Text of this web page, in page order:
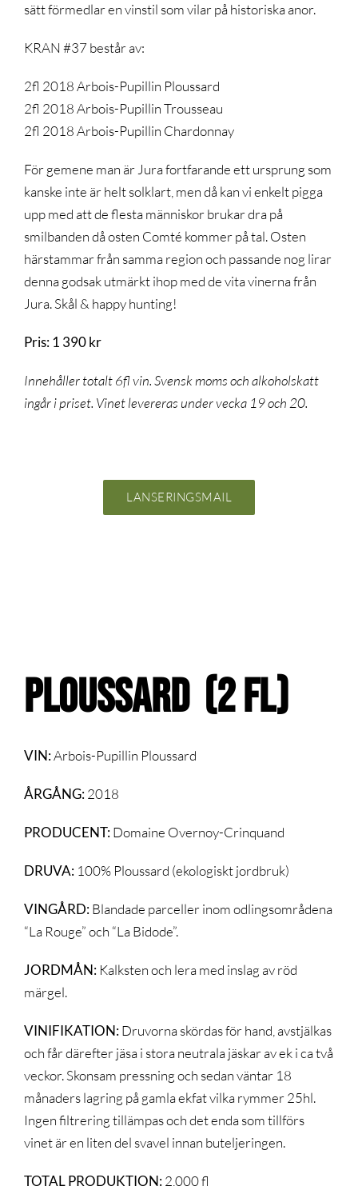
sätt förmedlar en vinstil som vilar på historiska anor.
KRAN #37 består av:
2fl 2018 Arbois-Pupillin Ploussard
2fl 2018 Arbois-Pupillin Trousseau
2fl 2018 Arbois-Pupillin Chardonnay
För gemene man är Jura fortfarande ett ursprung som
kanske inte är helt solklart, men då kan vi enkelt pigga
upp med att de flesta människor brukar dra på
smilbanden då osten Comté kommer på tal. Osten
härstammar från samma region och passande nog lirar
denna godsak utmärkt ihop med de vita vinerna från
Jura. Skål & happy hunting!
Pris: 1 390 kr
Innehåller totalt 6fl vin. Svensk moms och alkoholskatt
ingår i priset. Vinet levereras under vecka 19 och 20.
LANSERINGSMAIL
PLOUSSARD (2 fl)
VIN:Arbois-Pupillin Ploussard
ÅRGÅNG:2018
PRODUCENT:Domaine Overnoy-Crinquand
DRUVA:100% Ploussard (ekologiskt jordbruk)
VINGÅRD:Blandade parceller inom odlingsområdena
“La Rouge” och “La Bidode”.
JORDMÅN: Kalksten och lera med inslag av röd
märgel.
VINIFIKATION:Druvorna skördas för hand, avstjälkas
och får därefter jäsa i stora neutrala jäskar av ek i ca två
veckor. Skonsam pressning och sedan väntar 18
månaders lagring på gamla ekfat vilka rymmer 25hl.
Ingen filtrering tillämpas och det enda som tillförs
vinet är en liten del svavel innan buteljeringen.
TOTAL PRODUKTION:2,000 fl